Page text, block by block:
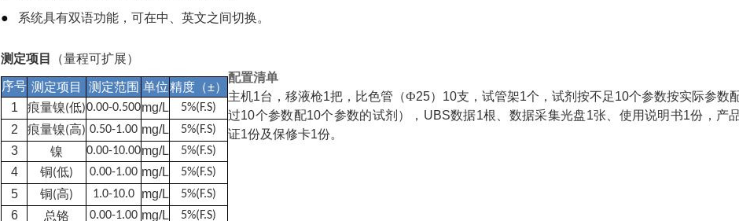
● 系统具有双语功能，可在中、英文之间切换。
测定项目 （量程可扩展）
序号 测定项目 测定范围 单位精度（±）
1
痕量镍(低)0.00-0.500mg/L 5%(F.S)
2 痕量镍(高) 0.50-1.00 mg/L 5%(F.S)
3 镍 0.00-10.00mg/L 5%(F.S)
4 铜(低) 0.00-1.00 mg/L 5%(F.S)
5 铜(高) 1.0-10.0 mg/L 5%(F.S)
6 总铬 0.00-1.00 mg/L 5%(F.S)
配置清单
主机1台，移液枪1把，比色管（Ф25） 10支，试管架1个，试剂按不足10个参数按实际参数
过10个参数配10个参数的试剂）， UBS数据1根、数据采集光盘1张、使用说明书1份，产
证1份及保修卡1份。